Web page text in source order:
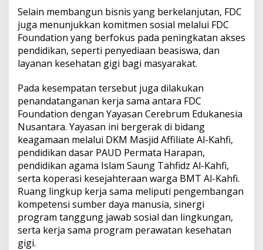
Selain membangun bisnis yang berkelanjutan, FDC
juga menunjukkan komitmen sosial melalui FDC
Foundation yang berfokus pada peningkatan akses
pendidikan, seperti penyediaan beasiswa, dan
layanan kesehatan gigi bagi masyarakat.
Pada kesempatan tersebut juga dilakukan
penandatanganan kerja sama antara FDC
Foundation dengan Yayasan Cerebrum Edukanesia
Nusantara. Yayasan ini bergerak di bidang
keagamaan melalui DKM Masjid Affiliate Al-Kahfi,
pendidikan dasar PAUD Permata Harapan,
pendidikan agama Islam Saung Tahfidz Al-Kahfi,
serta koperasi kesejahteraan warga BMT Al-Kahfi.
Ruang lingkup kerja sama meliputi pengembangan
kompetensi sumber daya manusia, sinergi
program tanggung jawab sosial dan lingkungan,
serta kerja sama program perawatan kesehatan
gigi.